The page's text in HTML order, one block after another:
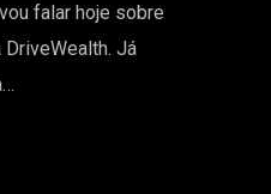
falar hoje sobre
Já